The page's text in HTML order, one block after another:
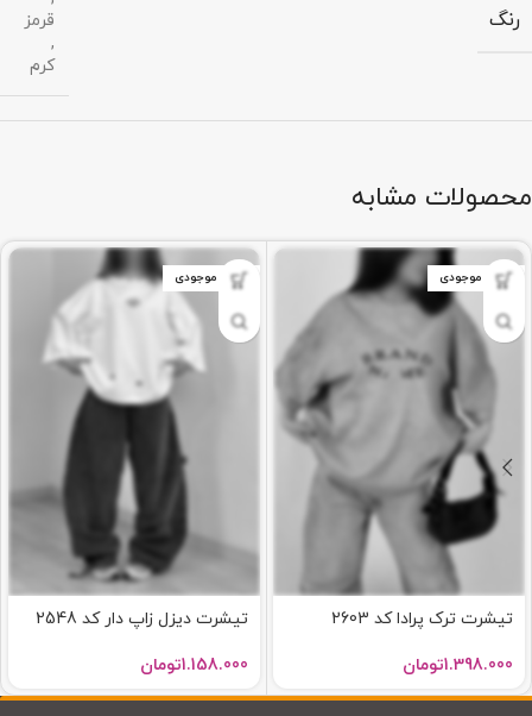
رنگ
قرمز
,
کرم
محصولات مشابه
اتمام موجودی
تیشرت ترک پرادا کد 2603
1.398.000تومان
اتمام موجودی
تیشرت دیزل زاپ دار کد 2548
1.158.000تومان